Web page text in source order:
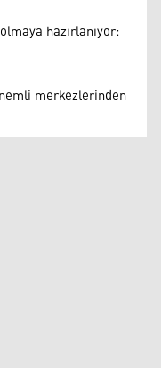
hazırlanıyor:
merkezlerinden